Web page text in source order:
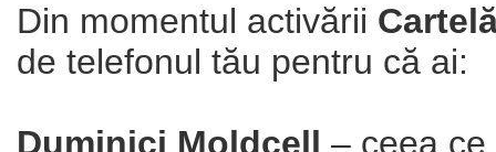
Din momentul activării С
de telefonul tău pentru că ai:
Duminici Moldcell – ceea